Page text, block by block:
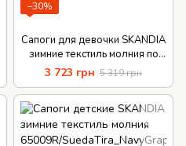
−30%
Сапоги для девочки SKANDIA
зимние текстиль молния по
центру
3 723 грн 5 319 грн